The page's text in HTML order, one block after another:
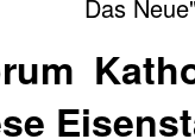
Das